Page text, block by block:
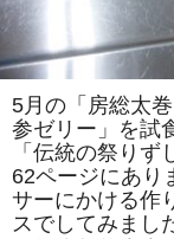
「カ
ツ
の
ゴ
マ
風
味」
「ラ
ト
ゥ
イ
ユ」
5月の「房総太
参ゼリー」を試
「伝統の祭り
62ページにあり
サーにかける作
スでしてみまし